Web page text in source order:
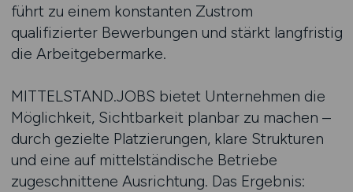
führt zu einem konstanten Zustrom
qualifizierter Bewerbungen und stärkt langfristig
die Arbeitgebermarke.
MITTELSTAND.JOBS bietet Unternehmen die
Möglichkeit, Sichtbarkeit planbar zu machen –
durch gezielte Platzierungen, klare Strukturen
und eine auf mittelständische Betriebe
zugeschnittene Ausrichtung. Das Ergebnis: